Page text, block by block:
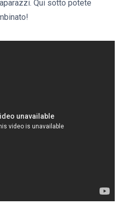
Qui sotto potete